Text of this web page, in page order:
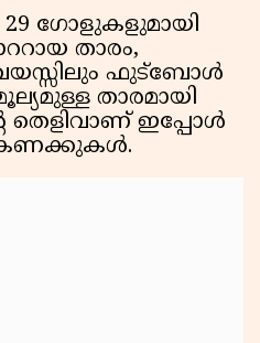
ഗോളുകളുമായി
താരം,
വയസ്സിലും ഫുട്‌ബോൾ
താരമായി
തെളിവാണ് ഇപ്പോൾ
കണക്കുകൾ.